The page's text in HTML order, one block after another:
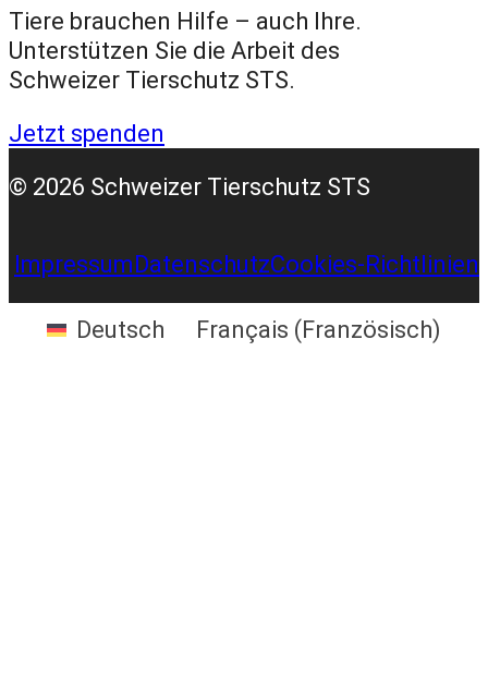
Tiere brauchen Hilfe – auch Ihre.
Unterstützen Sie die Arbeit des
Schweizer Tierschutz STS.
Jetzt spenden
© 2026 Schweizer Tierschutz STS
ImpressumDatenschutzCookies-Richtlinien
Deutsch Français ( Französisch)